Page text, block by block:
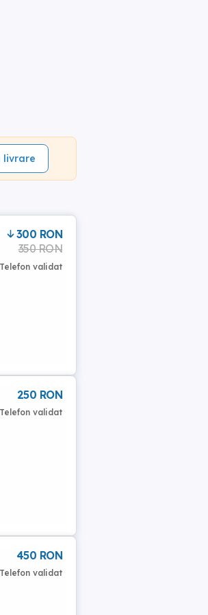
livrare
300 RON
350 RON
Telefon validat
250 RON
Telefon validat
450 RON
Telefon validat